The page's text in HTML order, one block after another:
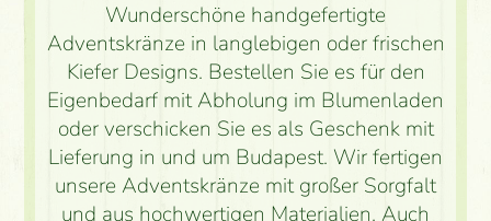
Wunderschöne handgefertigte
Adventskränze in langlebigen oder frischen
Kiefer Designs. Bestellen Sie es für den
Eigenbedarf mit Abholung im Blumenladen
oder verschicken Sie es als Geschenk mit
Lieferung in und um Budapest. Wir fertigen
unsere Adventskränze mit großer Sorgfalt
und aus hochwertigen Materialien. Auch